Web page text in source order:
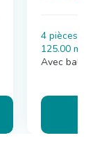
4 pièces , 2
125.00 m²
Avec